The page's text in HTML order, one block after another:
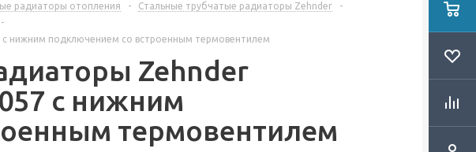
радиаторы отопления - Стальные трубчатые радиаторы Zehnder
-
-
нижним подключением со встроенным термовентилем
Zehnder
с нижним
термовентилем